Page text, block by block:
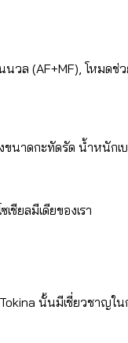
วล (AF+MF), โหมดช่ว
ขนาดกะทัดรัด น้ำหนัก
ชียลมีเดียของเรา
นั้นมีเชี่ยวชาญใน